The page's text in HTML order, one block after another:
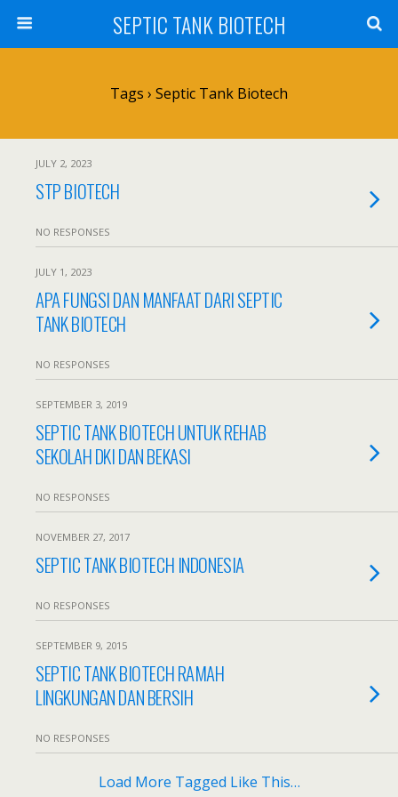
SEPTIC TANK BIOTECH
Tags › Septic Tank Biotech
JULY 2, 2023
STP BIOTECH
NO RESPONSES
JULY 1, 2023
APA FUNGSI DAN MANFAAT DARI SEPTIC
TANK BIOTECH
NO RESPONSES
SEPTEMBER 3, 2019
SEPTIC TANK BIOTECH UNTUK REHAB
SEKOLAH DKI DAN BEKASI
NO RESPONSES
NOVEMBER 27, 2017
SEPTIC TANK BIOTECH INDONESIA
NO RESPONSES
SEPTEMBER 9, 2015
SEPTIC TANK BIOTECH RAMAH
LINGKUNGAN DAN BERSIH
NO RESPONSES
Load More Tagged Like This…